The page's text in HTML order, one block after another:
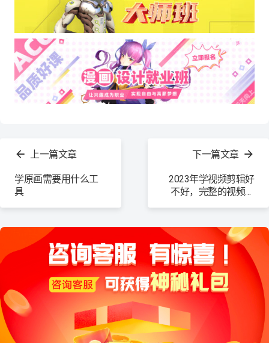
上一篇文章
学原画需要用什么工
具
下一篇文章
2023年学视频剪辑好
不好，完整的视频剪